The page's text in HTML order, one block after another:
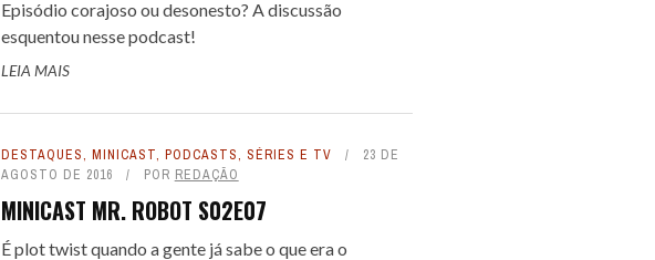
Episódio corajoso ou desonesto? A discussão
esquentou nesse podcast!
LEIA MAIS
DESTAQUES, MINICAST, PODCASTS, SÉRIES E TV
23 DE
AGOSTO DE 2016
POR REDAÇÃO
MINICAST MR. ROBOT S02E07
É plot twist quando a gente já sabe o que era o